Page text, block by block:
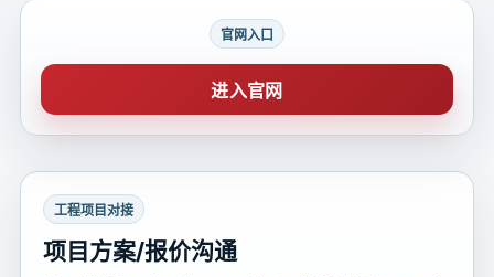
官网入口
进入官网
工程项目对接
项目方案/报价沟通